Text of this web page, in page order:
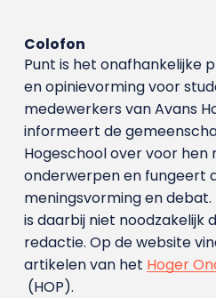
Colofon
Punt is het onafhankelijke
en opinievorming voor
medewerkers van Avans
informeert de
Hogeschool over voor hen
onderwerpen en fungeert
meningsvorming en
is daarbij niet noodzakelijk
redactie. Op de website
artikelen van het Hoger
(HOP).